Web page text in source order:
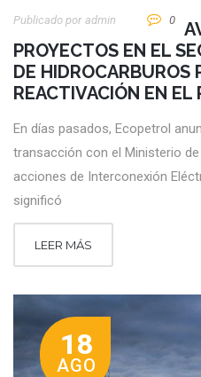
Publicado por Admin 0
PROYECTOS EN EL
DE HIDROCARBUROS
REACTIVACIÓN EN EL
En días pasados, Ecopetrol
transacción con el Ministerio
acciones de Interconexión
significó
LEER MÁS
18
AGO